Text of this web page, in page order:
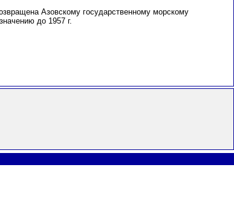
Азовскому государственному морскому
до 1957 г.